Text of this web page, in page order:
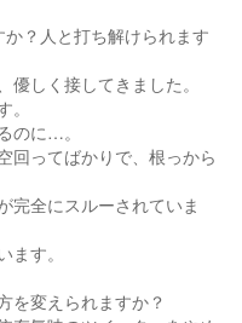
？人と打ち解けられます
しく接してきました。
のに…。
回ってばかりで、根っから
完全にスルーされていま
す。
を変えられますか？